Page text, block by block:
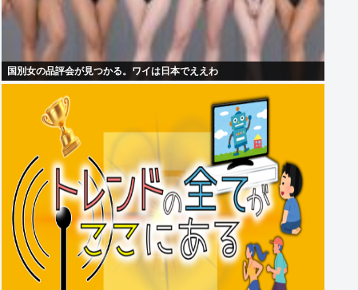
国別女の品評会が見つかる。ワイは日本でええわ